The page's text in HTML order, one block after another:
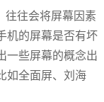
往往会将屏幕因素
机的屏幕是否有坏
一些屏幕的概念出
如全面屏、刘海